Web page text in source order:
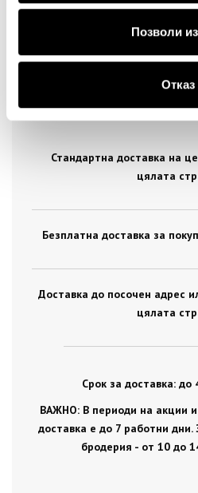
Позволи
Отказ
Стандартна доставка на
цялата
Безплатна доставка за
Доставка до посочен адрес
цялата
Срок за доставка: до
ВАЖНО: В периоди на акции
доставка е до 7 работни дни.
бродерия - от 10 до